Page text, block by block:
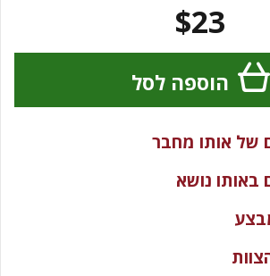
$23
הוספה לסל
של אותו מחבר
באותו נושא